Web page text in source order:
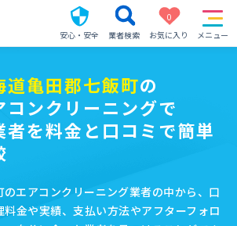
安心・安全 業者検索
0
お気に入り
メニュー
道亀田郡七飯町の
コンクリーニングで
者を料金と口コミで簡単
エアコンクリーニング業者の中から、口
金や実績、支払い方法やアフターフォロ